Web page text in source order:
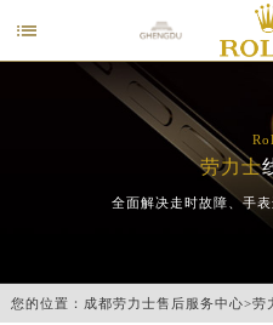

劳力士
全面解决走时故障、手
您的位置： 成都劳力士售后服务中心>劳